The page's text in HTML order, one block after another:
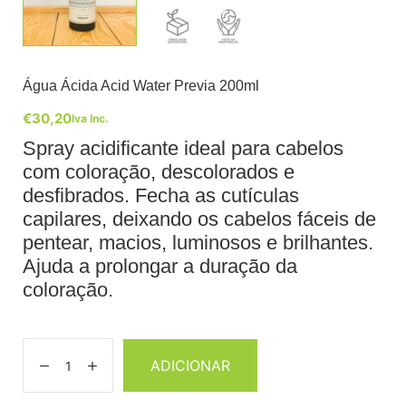
Água Ácida Acid Water Previa 200ml
€30,20Iva Inc.
Spray acidificante ideal para cabelos
com coloração, descolorados e
desfibrados. Fecha as cutículas
capilares, deixando os cabelos fáceis de
pentear, macios, luminosos e brilhantes.
Ajuda a prolongar a duração da
coloração.
ADICIONAR